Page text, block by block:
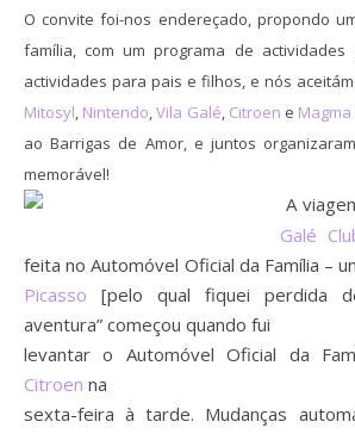
O convite foi-nos endereçado, propondo
família, com um programa de actividades
actividades para pais e filhos, e nós
Mitosyl, Nintendo,Vila Galé, Citroen e
ao Barrigas de Amor, e juntos
memorável!
A
Galé
feita no Automóvel Oficial da Família –
Picasso [pelo qual fiquei perdida
aventura” começou quando fui
levantar o Automóvel Oficial da
Citroen na
sexta-feira à tarde. Mudanças